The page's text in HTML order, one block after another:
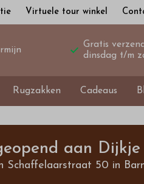
Virtuele tour winkel
Gratis
dinsdag t/m
Rugzakken Cadeaus
aan Dijkje
Schaffelaarstraat 50 in